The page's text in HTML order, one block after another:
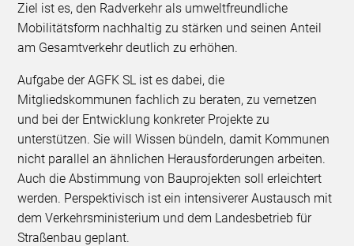
Ziel ist es, den Radverkehr als umweltfreundliche
Mobilitätsform nachhaltig zu stärken und seinen Anteil
am Gesamtverkehr deutlich zu erhöhen.
Aufgabe der AGFK SL ist es dabei, die
Mitgliedskommunen fachlich zu beraten, zu vernetzen
und bei der Entwicklung konkreter Projekte zu
unterstützen. Sie will Wissen bündeln, damit Kommunen
nicht parallel an ähnlichen Herausforderungen arbeiten.
Auch die Abstimmung von Bauprojekten soll erleichtert
werden. Perspektivisch ist ein intensiverer Austausch mit
dem Verkehrsministerium und dem Landesbetrieb für
Straßenbau geplant.